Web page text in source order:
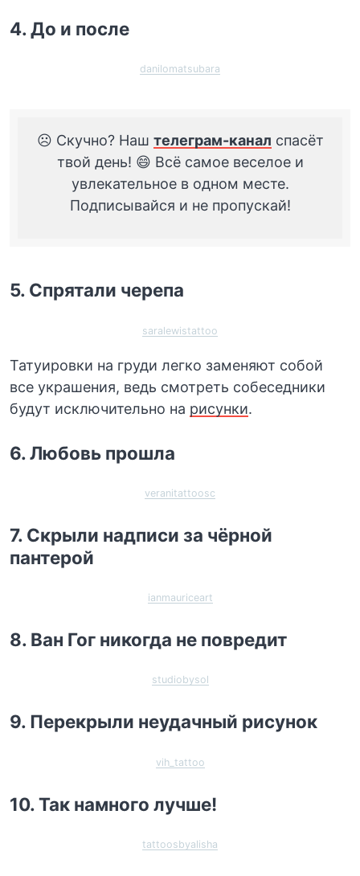
4. До и после
danilomatsubara
☹️ Скучно? Наш телеграм-канал спасёт
твой день! 😄 Всё самое веселое и
увлекательное в одном месте.
Подписывайся и не пропускай!
5. Спрятали черепа
saralewistattoo
Татуировки на груди легко заменяют собой
все украшения, ведь смотреть собеседники
будут исключительно на рисунки.
6. Любовь прошла
veranitattoosc
7. Скрыли надписи за чёрной
пантерой
ianmauriceart
8. Ван Гог никогда не повредит
studiobysol
9. Перекрыли неудачный рисунок
vih_tattoo
10. Так намного лучше!
tattoosbyalisha